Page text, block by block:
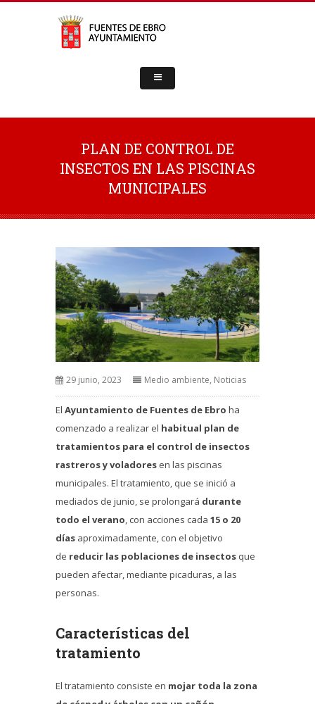
PLAN DE CONTROL DE
INSECTOS EN LAS PISCINAS
MUNICIPALES
29 junio, 2023 Medio ambiente, Noticias
El Ayuntamiento de Fuentes de Ebro ha
comenzado a realizar el habitual plan de
tratamientos para el control de insectos
rastreros y voladores en las piscinas
municipales. El tratamiento, que se inició a
mediados de junio, se prolongará durante
todo el verano, con acciones cada 15 o 20
días aproximadamente, con el objetivo
de reducir las poblaciones de insectos que
pueden afectar, mediante picaduras, a las
personas.
Características del
tratamiento
El tratamiento consiste en mojar toda la zona